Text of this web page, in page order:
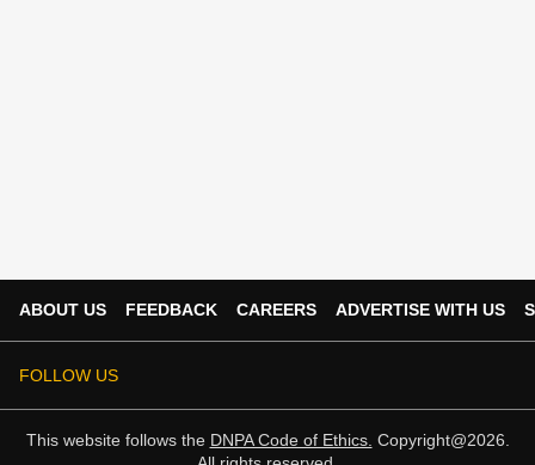
ABOUT US FEEDBACK CAREERS ADVERTISE WITH US
FOLLOW US
This website follows the DNPA Code of Ethics. Copyright@2026.